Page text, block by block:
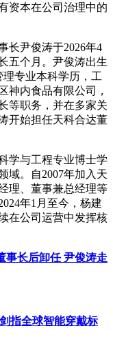
资本在公司治理中的
长尹俊涛于2026年4
五个月。尹俊涛出生
专业本科学历，工
神内食品有限公司，
等职务，并在多家关
开始担任天科合达董
学与工程专业博士学
域。自2007年加入天
理、董事兼总经理等
年1月至今，杨建
在公司运营中发挥核
事长后卸任 尹俊涛走
指全球智能穿戴标